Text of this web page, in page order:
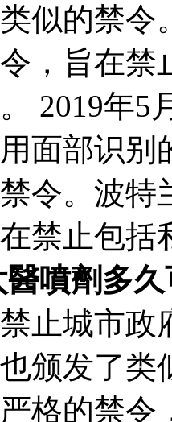
似的禁令
，旨在禁
2019年5
面部识
令。波特
禁止包括
醫噴劑多
止城市
颁发了类
格的禁